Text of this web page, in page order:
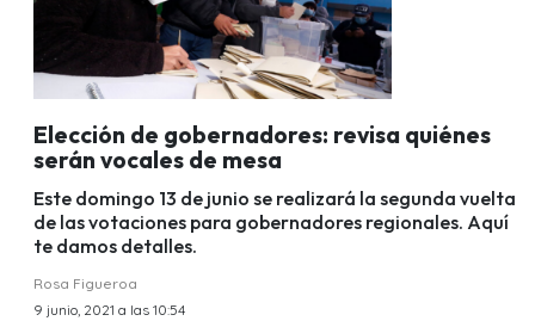
Elección de gobernadores: revisa quiénes
serán vocales de mesa
Este domingo 13 de junio se realizará la segunda vuelta
de las votaciones para gobernadores regionales. Aquí
te damos detalles.
Rosa Figueroa
9 junio, 2021 a las 10:54